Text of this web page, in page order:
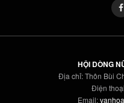
HỘI DÒNG
Địa chỉ: Thôn Bùi
Điện
Email: